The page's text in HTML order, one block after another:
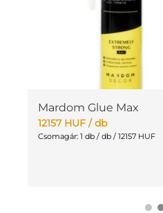
Mardom Glue Max
12157 HUF/ db
Csomagár: 1 db / db / 12157 HUF